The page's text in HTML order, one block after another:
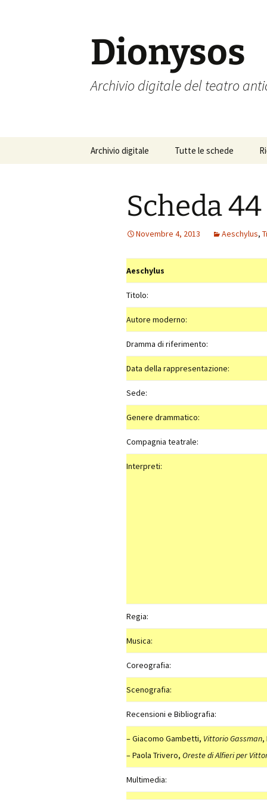
Dionysos
Archivio digitale del teatro
Archivio digitale Tutte le schede
Scheda 44
Novembre 4, 2013 Aeschylus,
Aeschylus
Titolo:
Autore moderno:
Dramma di riferimento:
Data della rappresentazione:
Sede:
Genere drammatico:
Compagnia teatrale:
Interpreti:
Regia:
Musica:
Coreografia:
Scenografia:
Recensioni e Bibliografia:
– Giacomo Gambetti, Vittorio Gassman,
– Paola Trivero, Oreste di Alfieri per
Multimedia: